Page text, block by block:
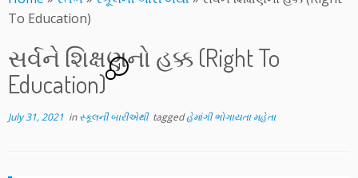
content
To Education)
સર્વને શિક્ષણનો હક્ક (Right To
Education)
1
July 31, 2021 inસ્કૂલની બારીએથી taggedહેમાંગી ભોગાયતા મહેતા